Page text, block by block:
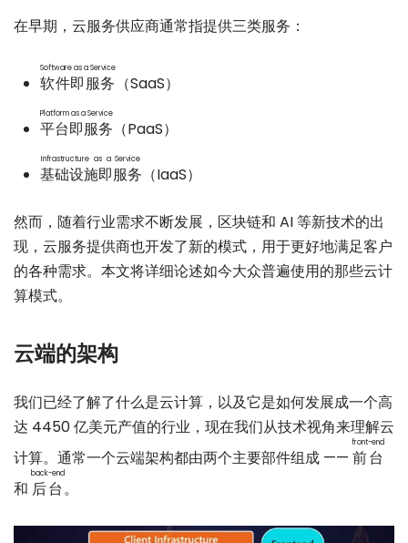
在早期，云服务供应商通常指提供三类服务：
软件即服务
Software as a Service
（SaaS）
平台即服务
Platform as a Service
（PaaS）
基础设施即服务
Infrastructure as a Service
（IaaS）
然而，随着行业需求不断发展，区块链和 AI 等新技术的出
现，云服务提供商也开发了新的模式，用于更好地满足客户
的各种需求。本文将详细论述如今大众普遍使用的那些云计
算模式。
云端的架构
我们已经了解了什么是云计算，以及它是如何发展成一个高
达 4450 亿美元产值的行业，现在我们从技术视角来理解云
计算。通常一个云端架构都由两个主要部件组成 —— 前台
front-end
和 后台
back-end
。